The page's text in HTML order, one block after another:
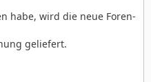
habe, wird die neue Foren-
geliefert.